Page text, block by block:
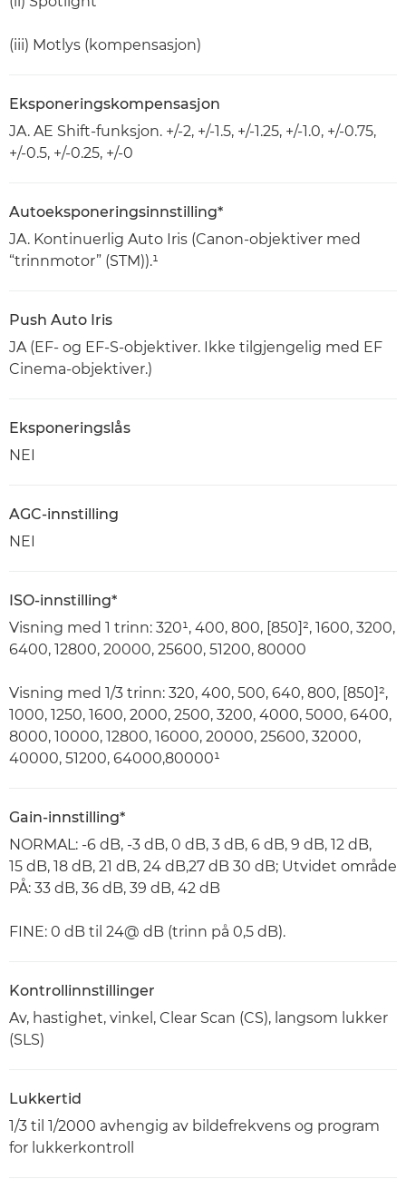
(iii) Motlys (kompensasjon)
Eksponeringskompensasjon
JA. AE Shift-funksjon. +/-2, +/-1.5, +/-1.25, +/-1.0, +/-0.75,
+/-0.5, +/-0.25, +/-0
Autoeksponeringsinnstilling*
JA. Kontinuerlig Auto Iris (Canon-objektiver med
“trinnmotor” (STM)).¹
Push Auto Iris
JA (EF- og EF-S-objektiver. Ikke tilgjengelig med EF
Cinema-objektiver.)
Eksponeringslås
NEI
AGC-innstilling
NEI
ISO-innstilling*
Visning med 1 trinn: 320¹, 400, 800, [850]², 1600, 3200,
6400, 12800, 20000, 25600, 51200, 80000
Visning med 1/3 trinn: 320, 400, 500, 640, 800, [850]²,
1000, 1250, 1600, 2000, 2500, 3200, 4000, 5000, 6400,
8000, 10000, 12800, 16000, 20000, 25600, 32000,
40000, 51200, 64000,80000¹
Gain-innstilling*
NORMAL: -6 dB, -3 dB, 0 dB, 3 dB, 6 dB, 9 dB, 12 dB,
15 dB, 18 dB, 21 dB, 24 dB,27 dB 30 dB; Utvidet område
PÅ: 33 dB, 36 dB, 39 dB, 42 dB
FINE: 0 dB til 24@ dB (trinn på 0,5 dB).
Kontrollinnstillinger
Av, hastighet, vinkel, Clear Scan (CS), langsom lukker
(SLS)
Lukkertid
1/3 til 1/2000 avhengig av bildefrekvens og program
for lukkerkontroll